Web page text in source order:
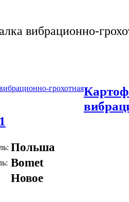
вибрационно-
Польша
Bomet
Новое